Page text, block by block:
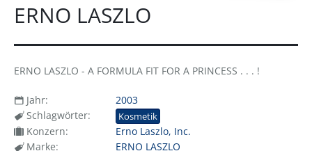
ERNO LASZLO
ERNO LASZLO - A FORMULA FIT FOR A PRINCESS . . . !
Jahr:
2003
Schlagwörter:
Kosmetik
Konzern:
Erno Laszlo, Inc.
Marke:
ERNO LASZLO